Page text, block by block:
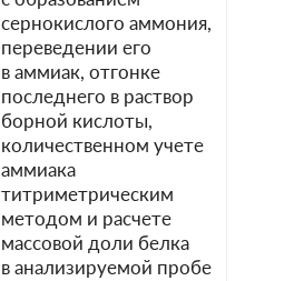
сернокислого аммония,
переведении его
в аммиак, отгонке
последнего в раствор
борной кислоты,
количественном учете
аммиака
титриметрическим
методом и расчете
массовой доли белка
в анализируемой пробе